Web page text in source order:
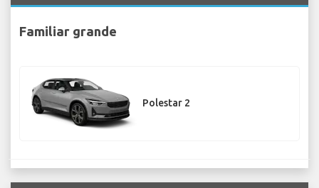
Familiar grande
Polestar 2